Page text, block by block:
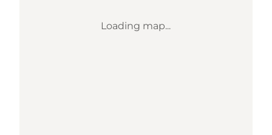
Loading map...